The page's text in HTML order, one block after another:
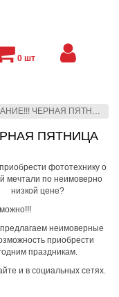
на FOTOSALE уже СКОРО!!!
ПЯТНИЦА
фототехнику о
мечтали по неимоверно
низкой цене?
неимоверные
приобрести
праздникам.
и в социальных сетях.
0 шт